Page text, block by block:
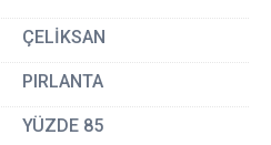
ÇELİKSAN
PIRLANTA
YÜZDE 85